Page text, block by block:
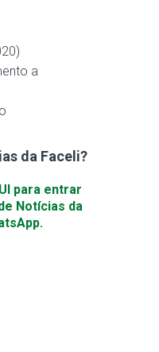
a
da Faceli?
para entrar
Notícias da